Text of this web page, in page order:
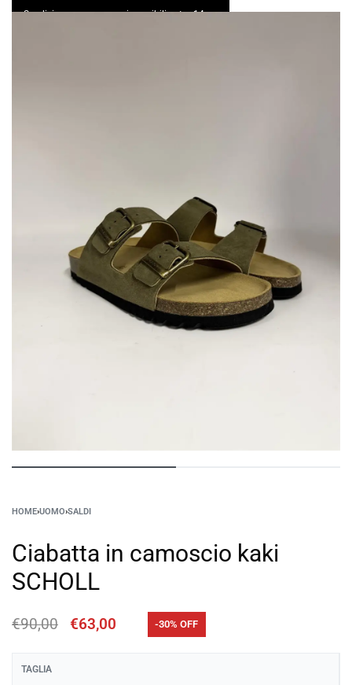
Spedizione express e resi possibili entro 14 gg
HOME›UOMO›SALDI
Ciabatta in camoscio kaki
SCHOLL
€90,00 €63,00 -30% OFF
TAGLIA